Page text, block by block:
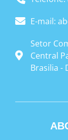
E-mail:
Setor
Central
Brasilia -